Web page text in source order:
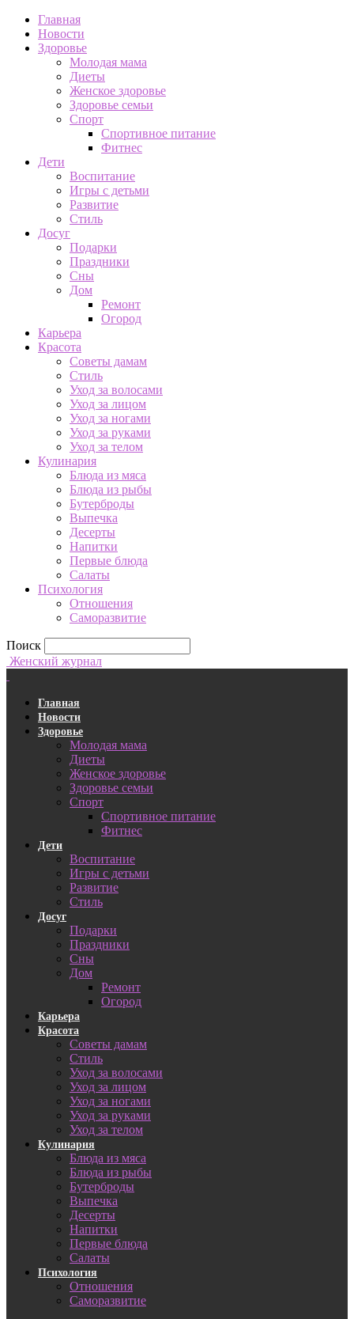
Главная
Новости
Здоровье
Молодая мама
Диеты
Женское здоровье
Здоровье семьи
Спорт
Спортивное питание
Фитнес
Дети
Воспитание
Игры с детьми
Развитие
Стиль
Досуг
Подарки
Праздники
Сны
Дом
Ремонт
Огород
Карьера
Красота
Советы дамам
Стиль
Уход за волосами
Уход за лицом
Уход за ногами
Уход за руками
Уход за телом
Кулинария
Блюда из мяса
Блюда из рыбы
Бутерброды
Выпечка
Десерты
Напитки
Первые блюда
Салаты
Психология
Отношения
Саморазвитие
Поиск
Женский журнал
Главная
Новости
Здоровье
Молодая мама
Диеты
Женское здоровье
Здоровье семьи
Спорт
Спортивное питание
Фитнес
Дети
Воспитание
Игры с детьми
Развитие
Стиль
Досуг
Подарки
Праздники
Сны
Дом
Ремонт
Огород
Карьера
Красота
Советы дамам
Стиль
Уход за волосами
Уход за лицом
Уход за ногами
Уход за руками
Уход за телом
Кулинария
Блюда из мяса
Блюда из рыбы
Бутерброды
Выпечка
Десерты
Напитки
Первые блюда
Салаты
Психология
Отношения
Саморазвитие